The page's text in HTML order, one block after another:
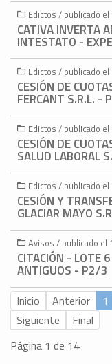
Edictos / publicado
CATIVA INVERTA
INTESTATO -
Edictos / publicado
CESIÓN DE
FERCANT S.R.L. -
Edictos / publicado
CESIÓN DE
SALUD LABORAL
Edictos / publicado
CESIÓN Y
GLACIAR MAYO
Avisos / publicado el
CITACIÓN - LOTE
ANTIGUOS - P2/3
Inicio Anterior 1
Siguiente
Final
Página 1 de 14